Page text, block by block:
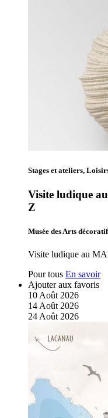
Stages et ateliers,
Visite ludique
Z
Musée des Arts
Visite ludique au
Pour tous En savoir
Ajouter aux favoris
10Août 2026
14Août 2026
24Août 2026